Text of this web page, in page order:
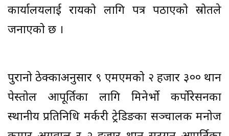
कार्यालयलाई रायको लागि पत्र पठाएको स्रोतले
जनाएको छ ।
पुरानो ठेक्काअनुसार ९ एमएमको २ हजार ३०० थान
पेस्तोल आपूर्तिका लागि मिनेर्भाे कर्पाेरेसनका
स्थानीय प्रतिनिधि मर्करी ट्रेडिङका सञ्चालक मनोज